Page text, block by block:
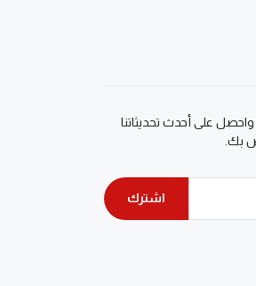
واحصل على أحدث تحديثاتنا
بك.
اشترك